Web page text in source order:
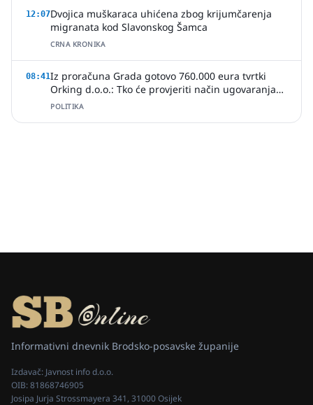
12:07Dvojica muškaraca uhićena zbog krijumčarenja
migranata kod Slavonskog Šamca
CRNA KRONIKA
08:41Iz proračuna Grada gotovo 760.000 eura tvrtki
Orking d.o.o.: Tko će provjeriti način ugovaranja
poslova?
POLITIKA
Informativni dnevnik Brodsko-posavske županije
Izdavač: Javnost info d.o.o.
OIB:81868746905
Josipa Jurja Strossmayera 341, 31000 Osijek